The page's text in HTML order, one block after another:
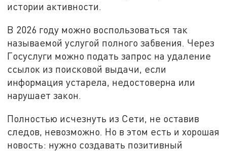
истории активности.
В 2026 году можно воспользоваться так
называемой услугой полного забвения. Через
Госуслуги можно подать запрос на удаление
ссылок из поисковой выдачи, если
информация устарела, недостоверна или
нарушает закон.
Полностью исчезнуть из Сети, не оставив
следов, невозможно. Но в этом есть и хорошая
новость: нужно создавать позитивный